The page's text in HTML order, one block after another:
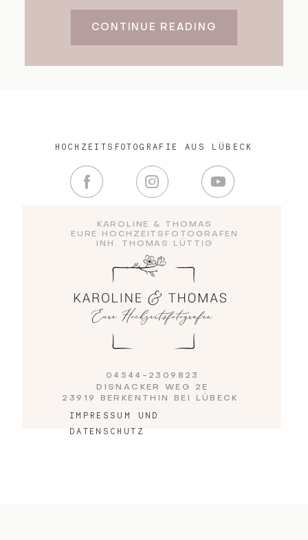
CONTINUE READING
KAROLINE & THOMAS
EURE HOCHZEITSFOTOGRAFEN
INH. THOMAS LÜTTIG
IMPRESSUM UND
DATENSCHUTZ
04544-2309823
DISNACKER WEG 2E
23919 BERKENTHIN BEI LÜBECK
HOCHZEITSFOTOGRAFIE AUS LÜBECK